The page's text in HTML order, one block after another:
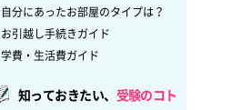
自分にあったお部屋のタイプは？
お引越し手続きガイド
学費・生活費ガイド
知っておきたい、 受験のコト